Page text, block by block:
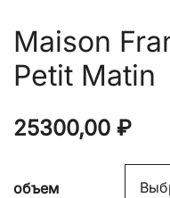
Maison
Petit Matin
25300,00 ₽
объем